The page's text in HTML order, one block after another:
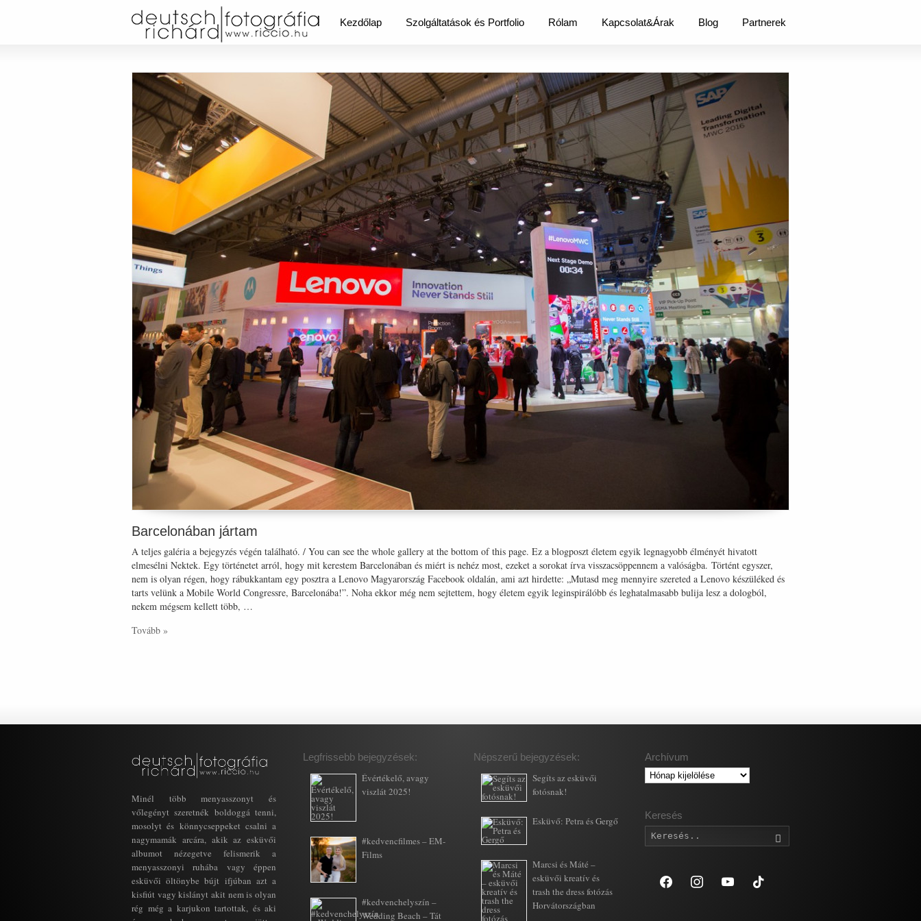
Kezdőlap Szolgáltatások és Portfolio Rólam Kapcsolat&Árak Blog Partnerek
Barcelonában jártam
A teljes galéria a bejegyzés végén található. / You can see the whole gallery at the bottom of this page. Ez a blogposzt életem egyik legnagyobb élményét hivatott
elmesélni Nektek. Egy történetet arról, hogy mit kerestem Barcelonában és miért is nehéz most, ezeket a sorokat írva visszacsöppennem a valóságba. Történt egyszer,
nem is olyan régen, hogy rábukkantam egy posztra a Lenovo Magyarország Facebook oldalán, ami azt hirdette: „Mutasd meg mennyire szereted a Lenovo készüléked és
tarts velünk a Mobile World Congressre, Barcelonába!”. Noha ekkor még nem sejtettem, hogy életem egyik leginspirálóbb és leghatalmasabb bulija lesz a dologból,
nekem mégsem kellett több, …
Tovább »
Minél több menyasszonyt és
vőlegényt szeretnék boldoggá tenni,
mosolyt és könnycseppeket csalni a
nagymamák arcára, akik az esküvői
albumot nézegetve felismerik a
menyasszonyi ruhába vagy éppen
esküvői öltönybe bújt ifjúban azt a
kisfiút vagy kislányt akit nem is olyan
rég még a karjukon tartottak, és aki
Legfrissebb bejegyzések:
Évértékelő, avagy
viszlát 2025!
#kedvencfilmes – EM-
Films
#kedvenchelyszín –
Wedding Beach – Tát
Népszerű bejegyzések:
Segíts az esküvői
fotósnak!
Esküvő: Petra és Gergő
Marcsi és Máté –
esküvői kreatív és
trash the dress fotózás
Horvátországban
Archívum
Archívum
Keresés
Keresés
facebook instagram youtube tiktok